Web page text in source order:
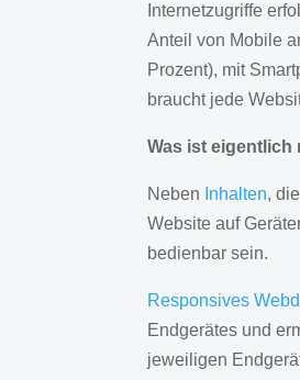
Internetzugriffe
Anteil von Mobile
Prozent), mit
braucht jede
Was ist
Neben Inhalten,
Website auf
bedienbar sein.
Responsives
Endgerätes und
jeweiligen